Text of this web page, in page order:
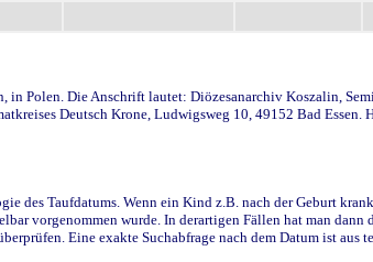
Polen. Die Anschrift lautet: Diözesanarchiv Koszalin,
Deutsch Krone, Ludwigsweg 10, 49152 Bad
des Taufdatums. Wenn ein Kind z.B. nach der Geburt
vorgenommen wurde. In derartigen Fällen hat man
Eine exakte Suchabfrage nach dem Datum ist